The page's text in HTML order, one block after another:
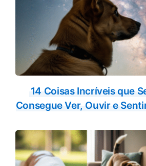
14 Coisas Incríveis que
Consegue Ver, Ouvir e